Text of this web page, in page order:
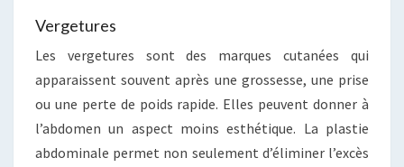
Vergetures
Les vergetures sont des marques cutanées qui
apparaissent souvent après une grossesse, une prise
ou une perte de poids rapide. Elles peuvent donner à
l’abdomen un aspect moins esthétique. La plastie
abdominale permet non seulement d’éliminer l’excès